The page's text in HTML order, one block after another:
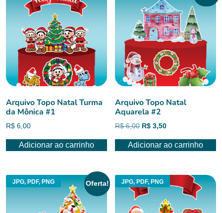
Arquivo Topo Natal Turma
da Mônica #1
R$ 6,00
Adicionar ao carrinho
Arquivo Topo Natal
Aquarela #2
R$6,00 O
original
R$ 3,50O
atual
Adicionar ao carrinho
JPG, PDF, PNG Oferta! JPG, PDF, PNG